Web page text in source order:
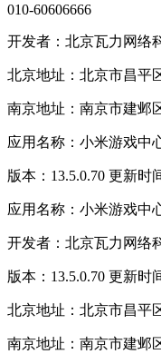
010-60606666
开发者：北京瓦力网络
北京地址：北京市昌平
南京地址：南京市建邺
应用名称：小米游戏中
版本：13.5.0.70 更新时
应用名称：小米游戏中
开发者：北京瓦力网络
版本：13.5.0.70 更新时
北京地址：北京市昌平
南京地址：南京市建邺